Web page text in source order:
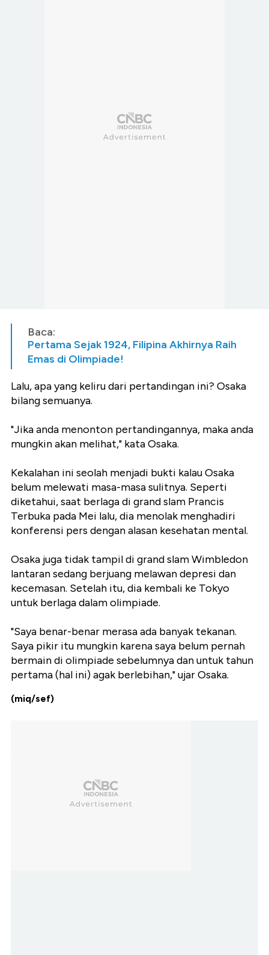
Baca:
Pertama Sejak 1924, Filipina Akhirnya Raih
Emas di Olimpiade!
Lalu, apa yang keliru dari pertandingan ini? Osaka
bilang semuanya.
"Jika anda menonton pertandingannya, maka anda
mungkin akan melihat," kata Osaka.
Kekalahan ini seolah menjadi bukti kalau Osaka
belum melewati masa-masa sulitnya. Seperti
diketahui, saat berlaga di grand slam Prancis
Terbuka pada Mei lalu, dia menolak menghadiri
konferensi pers dengan alasan kesehatan mental.
Osaka juga tidak tampil di grand slam Wimbledon
lantaran sedang berjuang melawan depresi dan
kecemasan. Setelah itu, dia kembali ke Tokyo
untuk berlaga dalam olimpiade.
"Saya benar-benar merasa ada banyak tekanan.
Saya pikir itu mungkin karena saya belum pernah
bermain di olimpiade sebelumnya dan untuk tahun
pertama (hal ini) agak berlebihan," ujar Osaka.
(miq/sef)